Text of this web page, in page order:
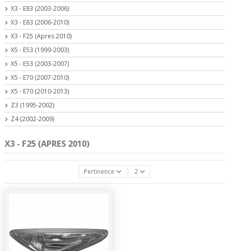
X3 - F25 (APRES 2010)
Pertinence 2
X3 - E83 (2003-2006)
X3 - E83 (2006-2010)
X3 - F25 (Apres 2010)
X5 - E53 (1999-2003)
X5 - E53 (2003-2007)
X5 - E70 (2007-2010)
X5 - E70 (2010-2013)
Z3 (1995-2002)
Z4 (2002-2009)